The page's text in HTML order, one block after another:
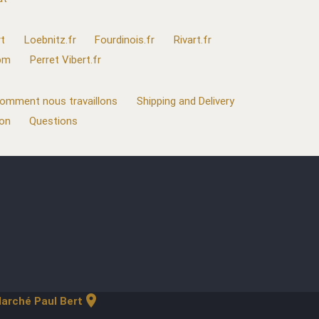
Loebnitz.fr Fourdinois.fr
Rivart.fr
Perret Vibert.fr
nous travaillons
Shipping and Delivery
Questions
Paul Bert location_on